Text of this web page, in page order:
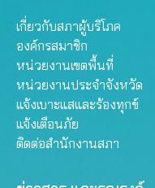
เกี่ยวกับสภาผู้บริโภค
องค์กรสมาชิก
หน่วยงานเขตพื้นที่
หน่วยงานประจำจังหวัด
แจ้งเบาะแสและร้องทุกข์
แจ้งเตือนภัย
ติดต่อสำนักงานสภา